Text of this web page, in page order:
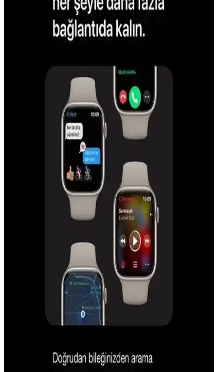
ve Etkili Teknoloji Çözümleri
Uzaktan çalışan ebeveynler için zaman yönetimini kolaylaştıran
akıllı cihazlar ve yapay zeka destekli uygulamalar, iş ve aile
Elon Musk'ın Tesla Araçlarını Dağıtık Hesaplama
Gücü Olarak Kullanma Fikri ve Teknik Zorlukları
Elon Musk, Tesla araçlarının boşta kalan işlem gücünü birleştirerek
büyük bir dağıtık hesaplama ağı oluşturmayı önerdi. Ancak teknik,
enerji ve ekonomik engeller bu fikrin geniş çapta uygulanmasını
Islak ve Katı Gıda Artıkları İçin Robot Süpürge ve
Paspas Seçimi ve Bakımı
Islak ve katı gıda artıklarının temizliği için özel ıslak-kuru robot
süpürgeler ve silindirli paspas sistemleri önerilir. Cihaz bakımı ve
kullanıcı müdahalesi temizlik performansını artırır.
Roborock L50 Ultra ve L40 Ultra Gen 2 Robot
Süpürge Modellerinin Karşılaştırması ve Tercih
Roborock L50 Ultra ve L40 Ultra Gen 2 modelleri, temizlik
performansı, nesne algılama ve fiyat açısından farklılık gösterir.
Evcil hayvan sahipleri L50 Ultra'yı tercih ederken, bütçe dostu
seçenek L40 Ultra Gen 2 olarak öne çıkar.
Günlük Hayatta Ücretsiz ve İşlevsel Dijital Araçların
Kullanımı ve Avantajları
Teknolojinin gelişimiyle ücretsiz dijital araçlar günlük hayatı
kolaylaştırıyor. Görev takibi, kıyafet kombinasyonu ve fiyat
iPhone 16 ve Güncel Teknolojik Yenilikler: Özellikler
ve Sektörel Etkiler